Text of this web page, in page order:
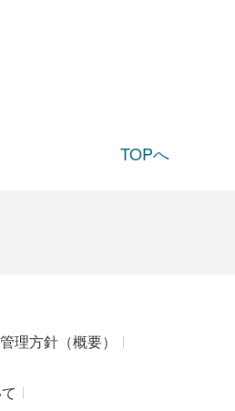
TOPへ
理方針（概要）